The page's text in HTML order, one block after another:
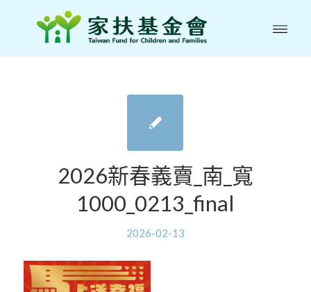
2026新春義賣_南_寬
1000_0213_final
2026-02-13